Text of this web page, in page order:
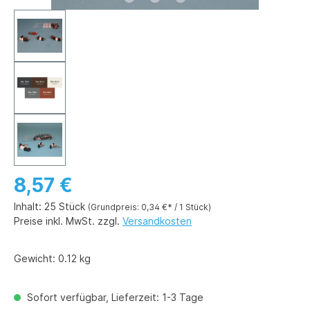
8,57 €
Inhalt: 25 Stück (Grundpreis: 0,34 €* / 1 Stück)
Preise inkl. MwSt. zzgl. Versandkosten
Gewicht: 0.12 kg
Sofort verfügbar, Lieferzeit: 1-3 Tage